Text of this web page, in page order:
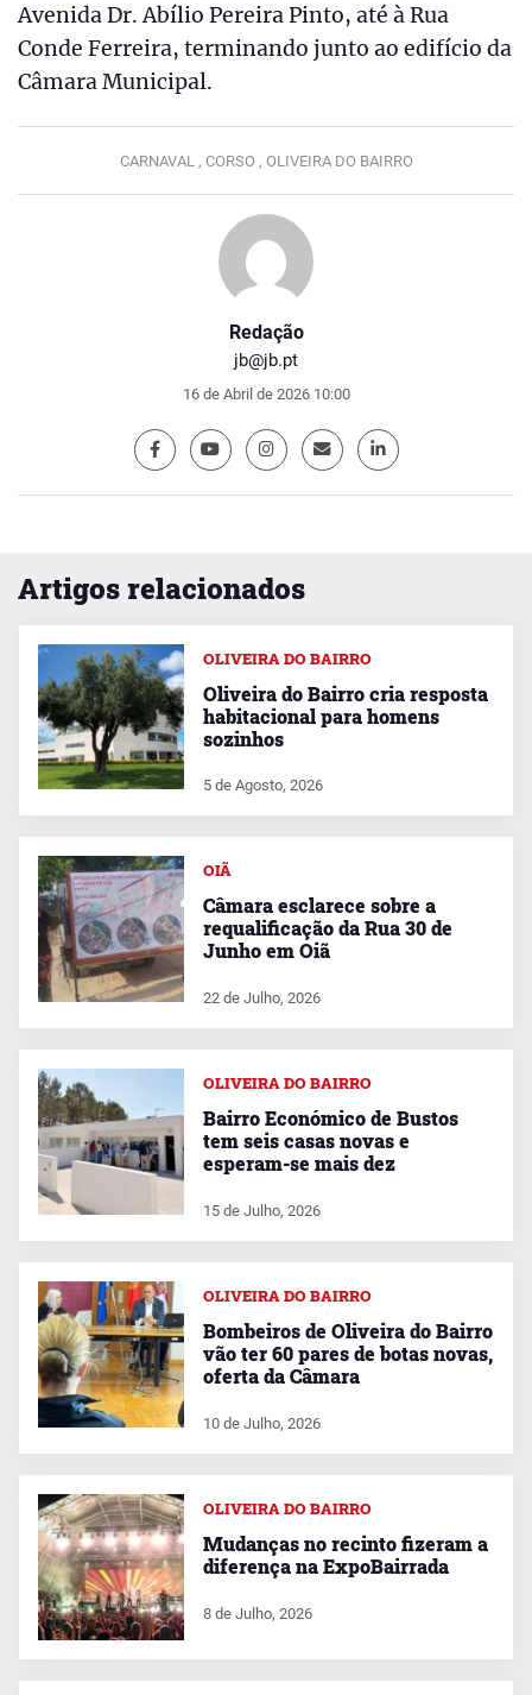
Redação
jb@jb.pt
16 de Abril de 2026 10:00
Avenida Dr. Abílio Pereira Pinto, até à Rua
Conde Ferreira, terminando junto ao edifício da
Câmara Municipal.
CARNAVAL , CORSO , OLIVEIRA DO BAIRRO
Artigos relacionados
OLIVEIRA DO BAIRRO
Oliveira do Bairro cria resposta
habitacional para homens
sozinhos
5 de Agosto, 2026
OIÃ
Câmara esclarece sobre a
requalificação da Rua 30 de
Junho em Oiã
22 de Julho, 2026
OLIVEIRA DO BAIRRO
Bairro Económico de Bustos
tem seis casas novas e
esperam-se mais dez
15 de Julho, 2026
OLIVEIRA DO BAIRRO
Bombeiros de Oliveira do Bairro
vão ter 60 pares de botas novas,
oferta da Câmara
10 de Julho, 2026
OLIVEIRA DO BAIRRO
Mudanças no recinto fizeram a
diferença na ExpoBairrada
8 de Julho, 2026